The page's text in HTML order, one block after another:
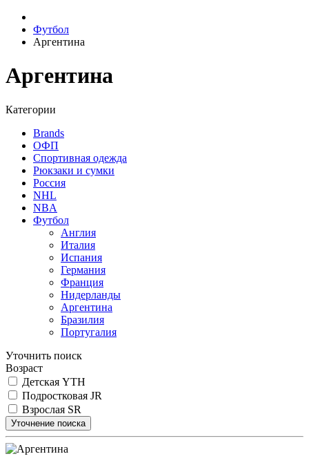
Футбол
Аргентина
Аргентина
Категории
Brands
ОФП
Спортивная одежда
Рюкзаки и сумки
Россия
NHL
NBA
Футбол
Англия
Италия
Испания
Германия
Франция
Нидерланды
Аргентина
Бразилия
Португалия
Уточнить поиск
Возраст
Детская YTH
Подростковая JR
Взрослая SR
Уточнение поиска